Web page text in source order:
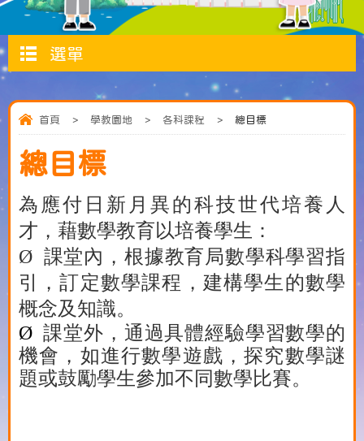
選單
首頁 > 學教園地 > 各科課程 > 總目標
總目標
為應付日新月異的科技世代培養人
才，藉數學教育以培養學生：
Ø 課堂內，根據教育局數學科學習指
引，訂定數學課程，建構學生的數學
概念及知識。
Ø 課堂外，通過具體經驗學習數學的
機會，如進行數學遊戲，探究數學謎
題或鼓勵學生參加不同數學比賽。